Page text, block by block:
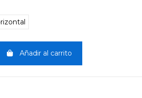
Añadir al carrito